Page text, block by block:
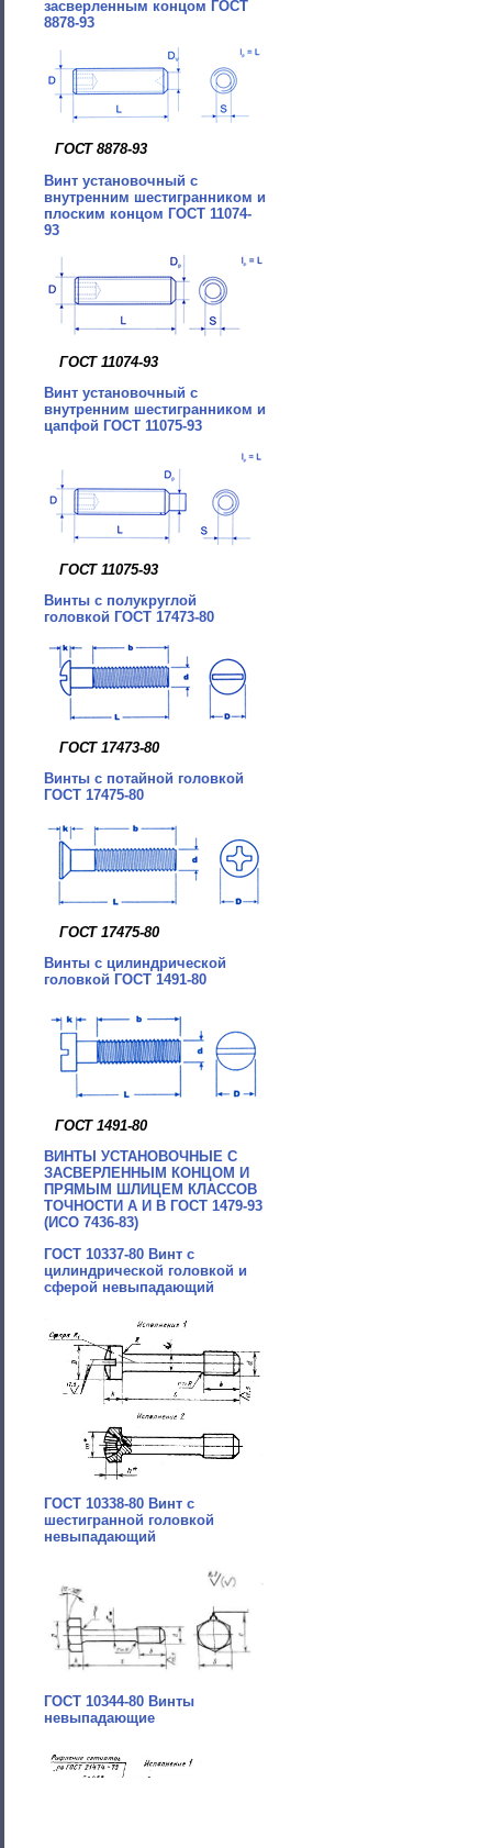
засверленным концом ГОСТ
8878-93
ГОСТ 8878-93
Винт установочный с
внутренним шестигранником и
плоским концом ГОСТ 11074-
93
ГОСТ 11074-93
Винт установочный с
внутренним шестигранником и
цапфой ГОСТ 11075-93
ГОСТ 11075-93
Винты с полукруглой
головкой ГОСТ 17473-80
ГОСТ 17473-80
Винты с потайной головкой
ГОСТ 17475-80
ГОСТ 17475-80
Винты с цилиндрической
головкой ГОСТ 1491-80
ГОСТ 1491-80
ВИНТЫ УСТАНОВОЧНЫЕ С
ЗАСВЕРЛЕННЫМ КОНЦОМ И
ПРЯМЫМ ШЛИЦЕМ КЛАССОВ
ТОЧНОСТИ A И В ГОСТ 1479-93
(ИСО 7436-83)
ГОСТ 10337-80 Винт с
цилиндрической головкой и
сферой невыпадающий
ГОСТ 10338-80 Винт с
шестигранной головкой
невыпадающий
ГОСТ 10344-80 Винты
невыпадающие